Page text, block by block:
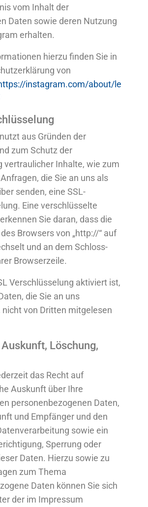
vom Inhalt der
Daten sowie deren Nutzung
erhalten.
hierzu finden Sie in
von
instagram.com/about/le
aus Gründen der
zum Schutz der
vertraulicher Inhalte, wie zum
die Sie an uns als
senden, eine SSL-
Eine verschlüsselte
Sie daran, dass die
Browsers von „http://“ auf
und an dem Schloss-
Browserzeile.
Verschlüsselung aktiviert ist,
die Sie an uns
von Dritten mitgelesen
Löschung,
das Recht auf
Auskunft über Ihre
personenbezogenen Daten,
und Empfänger und den
sowie ein
Sperrung oder
Daten. Hierzu sowie zu
zum Thema
Daten können Sie sich
der im Impressum